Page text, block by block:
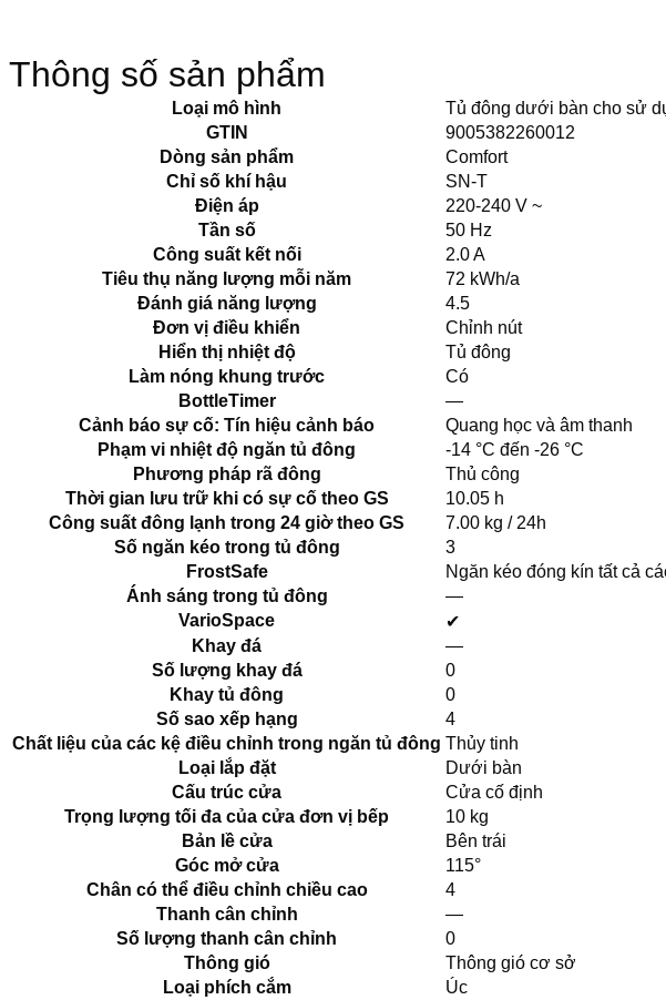
Thông số sản phẩm
Loại mô hình
Tủ đông dưới bàn cho sử
GTIN
9005382260012
Dòng sản phẩm
Comfort
Chỉ số khí hậu
SN-T
Điện áp
220-240 V ~
Tần số
50 Hz
Công suất kết nối
2.0 A
Tiêu thụ năng lượng mỗi năm
72 kWh/a
Đánh giá năng lượng
4.5
Đơn vị điều khiển
Chỉnh nút
Hiển thị nhiệt độ
Tủ đông
Làm nóng khung trước
Có
BottleTimer
—
Cảnh báo sự cố: Tín hiệu cảnh báo
Quang học và âm thanh
Phạm vi nhiệt độ ngăn tủ đông
-14 °C đến -26 °C
Phương pháp rã đông
Thủ công
Thời gian lưu trữ khi có sự cố theo GS
10.05 h
Công suất đông lạnh trong 24 giờ theo GS
7.00 kg / 24h
Số ngăn kéo trong tủ đông
3
FrostSafe
Ngăn kéo đóng kín tất cả
Ánh sáng trong tủ đông
—
VarioSpace
✔
Khay đá
—
Số lượng khay đá
0
Khay tủ đông
0
Số sao xếp hạng
4
Chất liệu của các kệ điều chỉnh trong ngăn tủ đông Thủy tinh
Loại lắp đặt
Dưới bàn
Cấu trúc cửa
Cửa cố định
Trọng lượng tối đa của cửa đơn vị bếp
10 kg
Bản lề cửa
Bên trái
Góc mở cửa
115°
Chân có thể điều chỉnh chiều cao
4
Thanh cân chỉnh
—
Số lượng thanh cân chỉnh
0
Thông gió
Thông gió cơ sở
Loại phích cắm
Úc